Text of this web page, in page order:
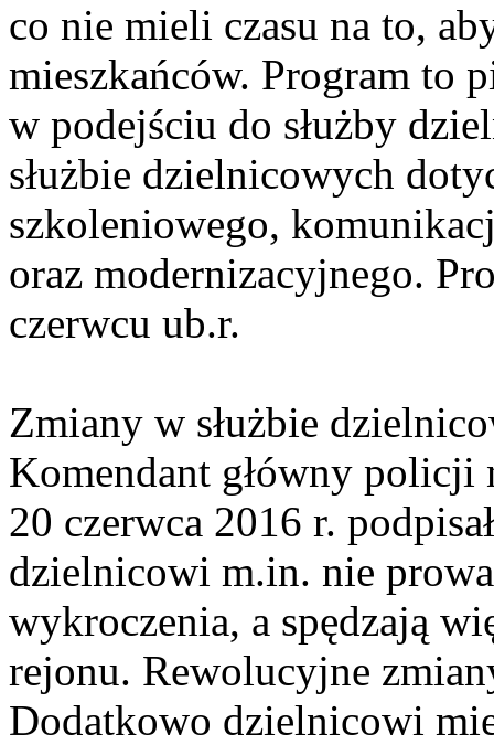
co nie mieli czasu na to,
mieszkańców. Program to
w podejściu do służby
służbie dzielnicowych
szkoleniowego,
oraz modernizacyjnego.
czerwcu ub.r.
Zmiany w służbie
Komendant główny policji
20 czerwca 2016 r.
dzielnicowi m.in. nie
wykroczenia, a spędzają
rejonu. Rewolucyjne
Dodatkowo dzielnicowi